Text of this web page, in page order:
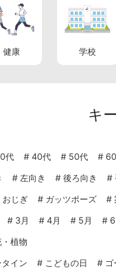
健康 学校
キ
代 # 40代 # 50代 #
# 左向き # 後ろ向き #
おじぎ # ガッツポーズ #
# 3月 # 4月 # 5月 #
・植物
イン # こどもの日 #